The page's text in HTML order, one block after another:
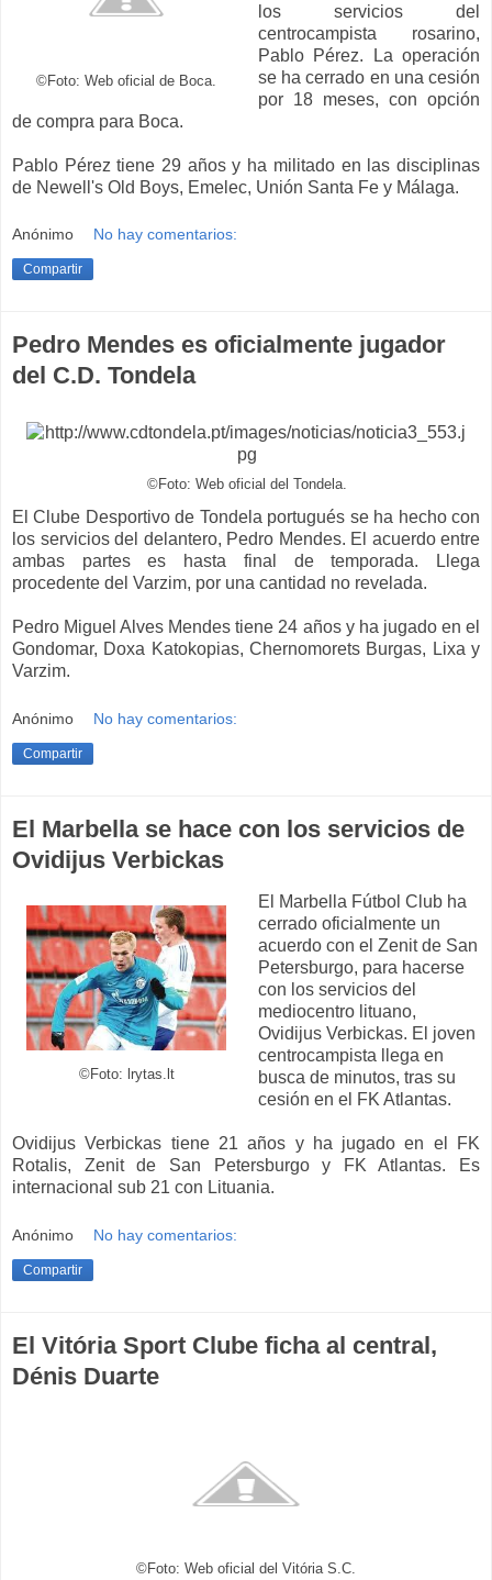
©Foto: Web oficial de Boca.
los servicios del
centrocampista rosarino,
Pablo Pérez. La operación
se ha cerrado en una cesión
por 18 meses, con opción
de compra para Boca.
Pablo Pérez tiene 29 años y ha militado en las disciplinas
de Newell's Old Boys, Emelec, Unión Santa Fe y Málaga.
Anónimo No hay comentarios:
Compartir
Pedro Mendes es oficialmente jugador
del C.D. Tondela
©Foto: Web oficial del Tondela.
El Clube Desportivo de Tondela portugués se ha hecho con
los servicios del delantero, Pedro Mendes. El acuerdo entre
ambas partes es hasta final de temporada. Llega
procedente del Varzim, por una cantidad no revelada.
Pedro Miguel Alves Mendes tiene 24 años y ha jugado en el
Gondomar, Doxa Katokopias, Chernomorets Burgas, Lixa y
Varzim.
Anónimo No hay comentarios:
Compartir
El Marbella se hace con los servicios de
Ovidijus Verbickas
©Foto: lrytas.lt
El Marbella Fútbol Club ha
cerrado oficialmente un
acuerdo con el Zenit de San
Petersburgo, para hacerse
con los servicios del
mediocentro lituano,
Ovidijus Verbickas. El joven
centrocampista llega en
busca de minutos, tras su
cesión en el FK Atlantas.
Ovidijus Verbickas tiene 21 años y ha jugado en el FK
Rotalis, Zenit de San Petersburgo y FK Atlantas. Es
internacional sub 21 con Lituania.
Anónimo No hay comentarios:
Compartir
El Vitória Sport Clube ficha al central,
Dénis Duarte
©Foto: Web oficial del Vitória S.C.